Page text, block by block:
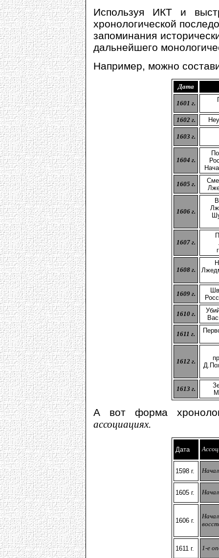
Используя ИКТ и
хронологической
запоминания
дальнейшего
Например, можно
Дата
1601 г.
1602 г.
1603 г.
1604 г.
1605 г.
1606 г.
1607 г.
1608 г.
1609 г.
1610 г.
1611 г.
1612 г.
1613 г.
А вот форма
ассоциациях.
Дата
1598 г.
1605 г.
1606 г.
1611 г. 1-е